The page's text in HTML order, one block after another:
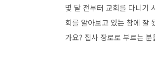
몇 달 전부터 교회를 다니기
회를 알아보고 있는 참에 잘
가요? 집사 장로로 부르는